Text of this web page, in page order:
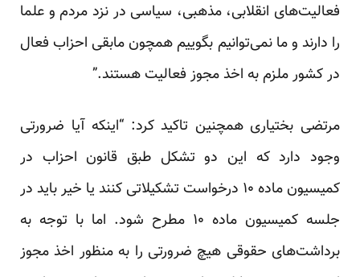
فعالیت‌های انقلابی، مذهبی، سیاسی در نزد مردم و علما
را دارند و ما نمی‌توانیم بگوییم همچون مابقی احزاب فعال
در کشور ملزم به اخذ مجوز فعالیت هستند.”
مرتضی بختیاری همچنین تاکید کرد: “اینکه آیا ضرورتی
وجود دارد که این دو تشکل طبق قانون احزاب در
کمیسیون ماده ۱۰ درخواست تشکیلاتی کنند یا خیر باید در
جلسه کمیسیون ماده ۱۰ مطرح شود. اما با توجه به
برداشت‌های حقوقی هیچ ضرورتی را به منظور اخذ مجوز